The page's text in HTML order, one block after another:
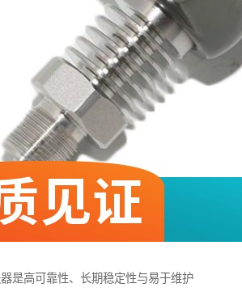
是高可靠性、长期稳定性与易于维护